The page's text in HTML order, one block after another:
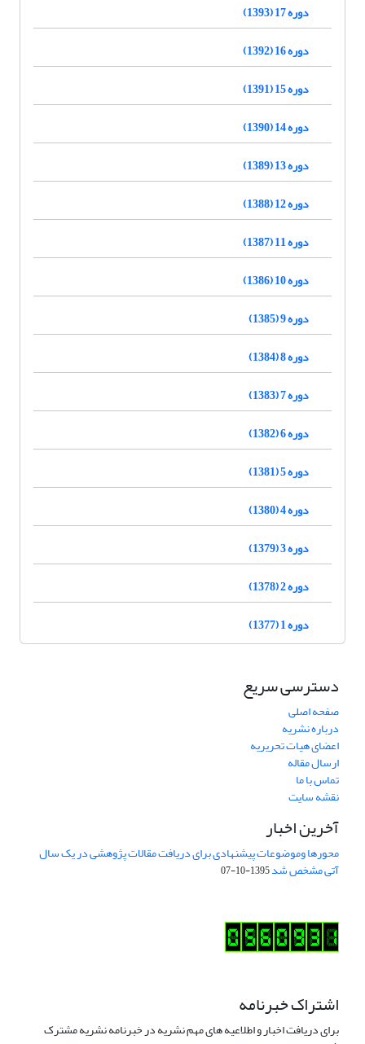
دوره 17 (1393)
دوره 16 (1392)
دوره 15 (1391)
دوره 14 (1390)
دوره 13 (1389)
دوره 12 (1388)
دوره 11 (1387)
دوره 10 (1386)
دوره 9 (1385)
دوره 8 (1384)
دوره 7 (1383)
دوره 6 (1382)
دوره 5 (1381)
دوره 4 (1380)
دوره 3 (1379)
دوره 2 (1378)
دوره 1 (1377)
دسترسی سریع
صفحه اصلی
درباره نشریه
اعضای هیات تحریریه
ارسال مقاله
تماس با ما
نقشه سایت
آخرین اخبار
محورها وموضوعات پیشنهادی برای دریافت مقالات پژوهشی در یک سال
آتی مشخص شد1395-10-07
اشتراک خبرنامه
برای دریافت اخبار و اطلاعیه های مهم نشریه در خبرنامه نشریه مشترک